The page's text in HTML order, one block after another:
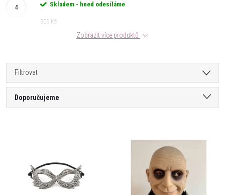
Skladem - hned odesíláme
309 Kč
Zobrazit více produktů
Filtrovat
ŘDoporučujeme
Abecedně